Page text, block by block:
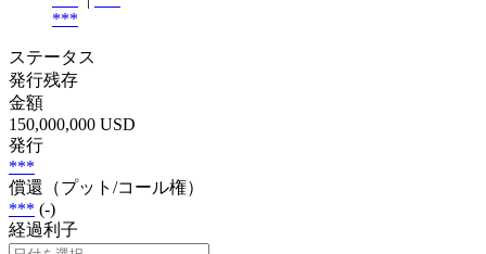
***
ステータス
発行残存
金額
150,000,000 USD
発行
***
償還（プット/コール権）
*** (-)
経過利子